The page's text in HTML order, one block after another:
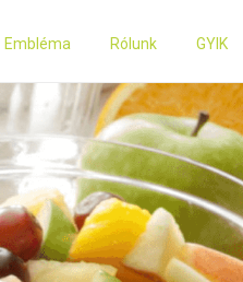
Embléma Rólunk GYIK